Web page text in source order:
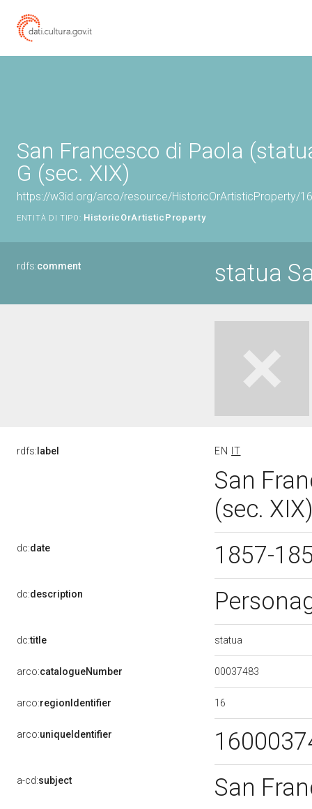
San Francesco di Paola
G (sec. XIX)
https://w3id.org/arco/resource/HistoricOrArtisticProperty/
ENTITÀ DI TIPO: HistoricOrArtisticProperty
rdfs:comment statua
rdfs: label EN IT
San
(sec.
dc:date 1857-
dc:description
dc:title statua
arco:catalogueNumber 00037483
arco:regionIdentifier 16
arco:uniqueIdentifier
a-cd:subject San